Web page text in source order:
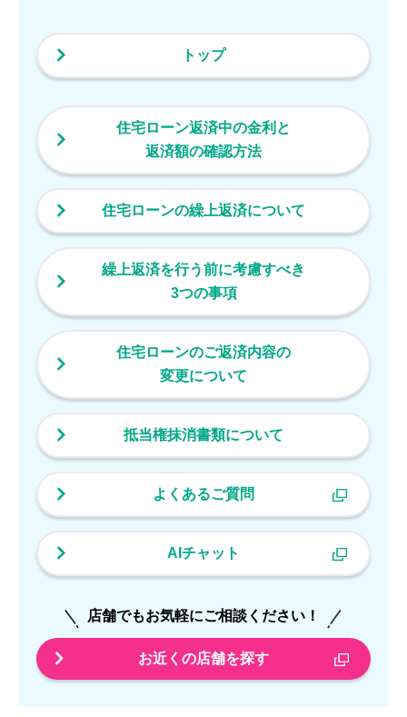
トップ
住宅ローン返済中の金利と
返済額の確認方法
住宅ローンの繰上返済について
繰上返済を行う前に考慮すべき
3つの事項
住宅ローンのご返済内容の
変更について
抵当権抹消書類について
よくあるご質問
AIチャット
店舗でもお気軽にご相談ください！
お近くの店舗を探す